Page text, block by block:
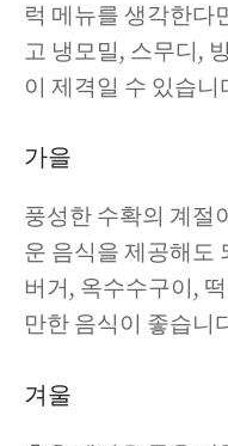
럭 메뉴를 생각한다
고 냉모밀, 스무디,
이 제격일 수 있습니
가을
풍성한 수확의 계절
운 음식을 제공해도
버거, 옥수수구이,
만한 음식이 좋습니
겨울